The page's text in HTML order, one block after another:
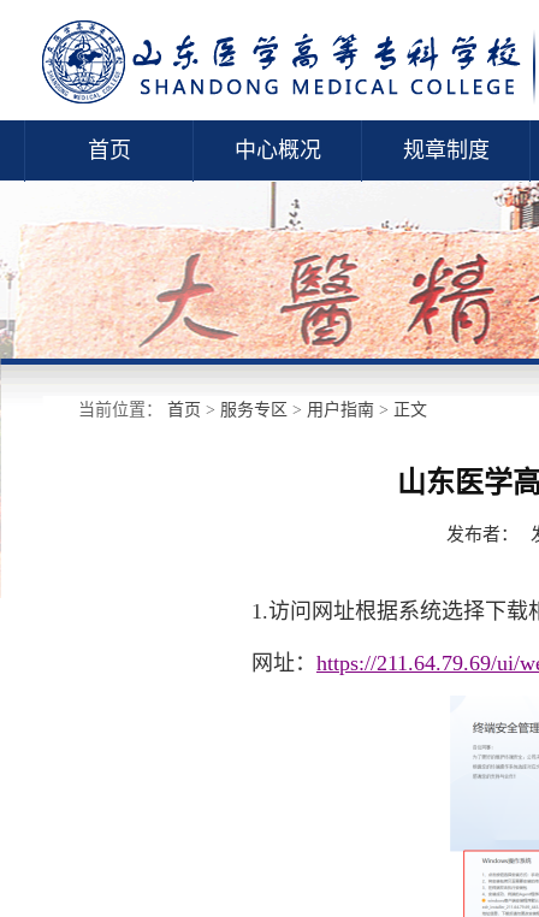
首页 中心概况 规章制度
当前位置： 首页 > 服务专区 > 用户指南 > 正文
山东医学
发布者：
1.访问网址根据系统选择下载
网址： https://211.64.79.69/ui/